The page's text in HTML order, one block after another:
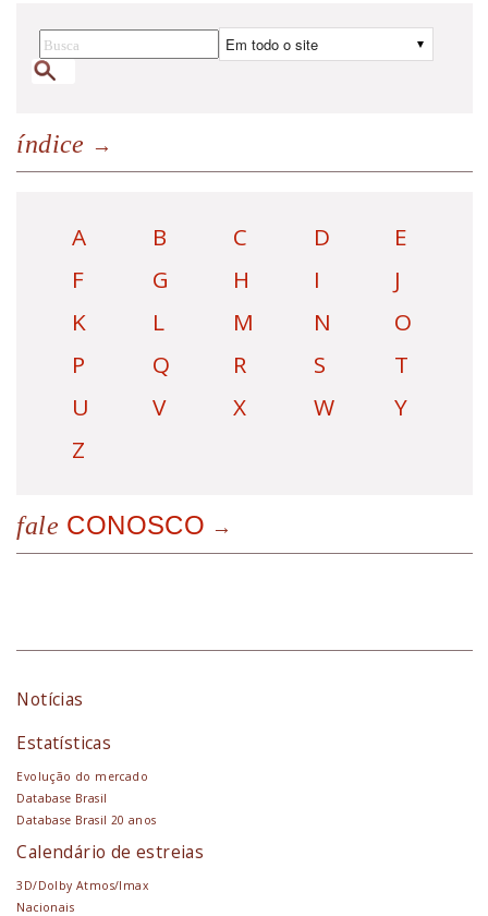
índice
A B C D
E
F
G H I
J
K
L M N
O
P
Q R S
T
U
V X W
Y
Z
fale CONOSCO
Notícias
Estatísticas
Evolução do mercado
Database Brasil
Database Brasil 20 anos
Calendário de estreias
3D/Dolby Atmos/Imax
Nacionais